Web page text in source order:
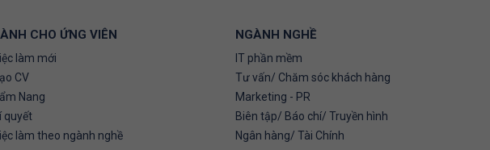
CHO ỨNG VIÊN
làm mới
CV
Nang
quyết
làm theo ngành nghề
NGÀNH NGHỀ
IT phần mềm
Tư vấn/ Chăm sóc khách hàng
Marketing - PR
Biên tập/ Báo chí/ Truyền hình
Ngân hàng/ Tài Chính